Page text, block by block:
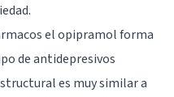
el opipramol forma
de antidepresivos
es muy similar a